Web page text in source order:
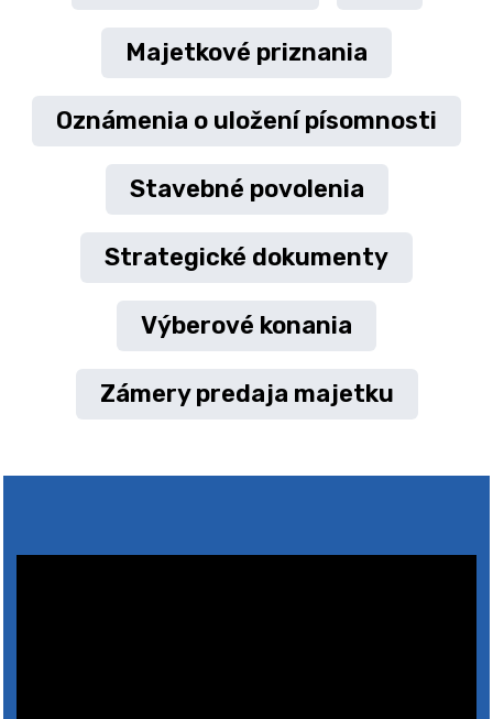
Majetkové priznania
Oznámenia o uložení písomnosti
Stavebné povolenia
Strategické dokumenty
Výberové konania
Zámery predaja majetku